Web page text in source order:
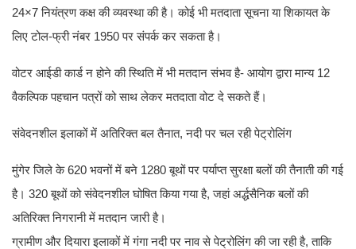
24×7 नियंत्रण कक्ष की व्यवस्था की है। कोई भी मतदाता सूचना या शिकायत के
लिए टोल-फ्री नंबर 1950 पर संपर्क कर सकता है।
वोटर आईडी कार्ड न होने की स्थिति में भी मतदान संभव है- आयोग द्वारा मान्य 12
वैकल्पिक पहचान पत्रों को साथ लेकर मतदाता वोट दे सकते हैं।
संवेदनशील इलाकों में अतिरिक्त बल तैनात, नदी पर चल रही पेट्रोलिंग
मुंगेर जिले के 620 भवनों में बने 1280 बूथों पर पर्याप्त सुरक्षा बलों की तैनाती की गई
है। 320 बूथों को संवेदनशील घोषित किया गया है, जहां अर्द्धसैनिक बलों की
अतिरिक्त निगरानी में मतदान जारी है।
ग्रामीण और दियारा इलाकों में गंगा नदी पर नाव से पेट्रोलिंग की जा रही है, ताकि